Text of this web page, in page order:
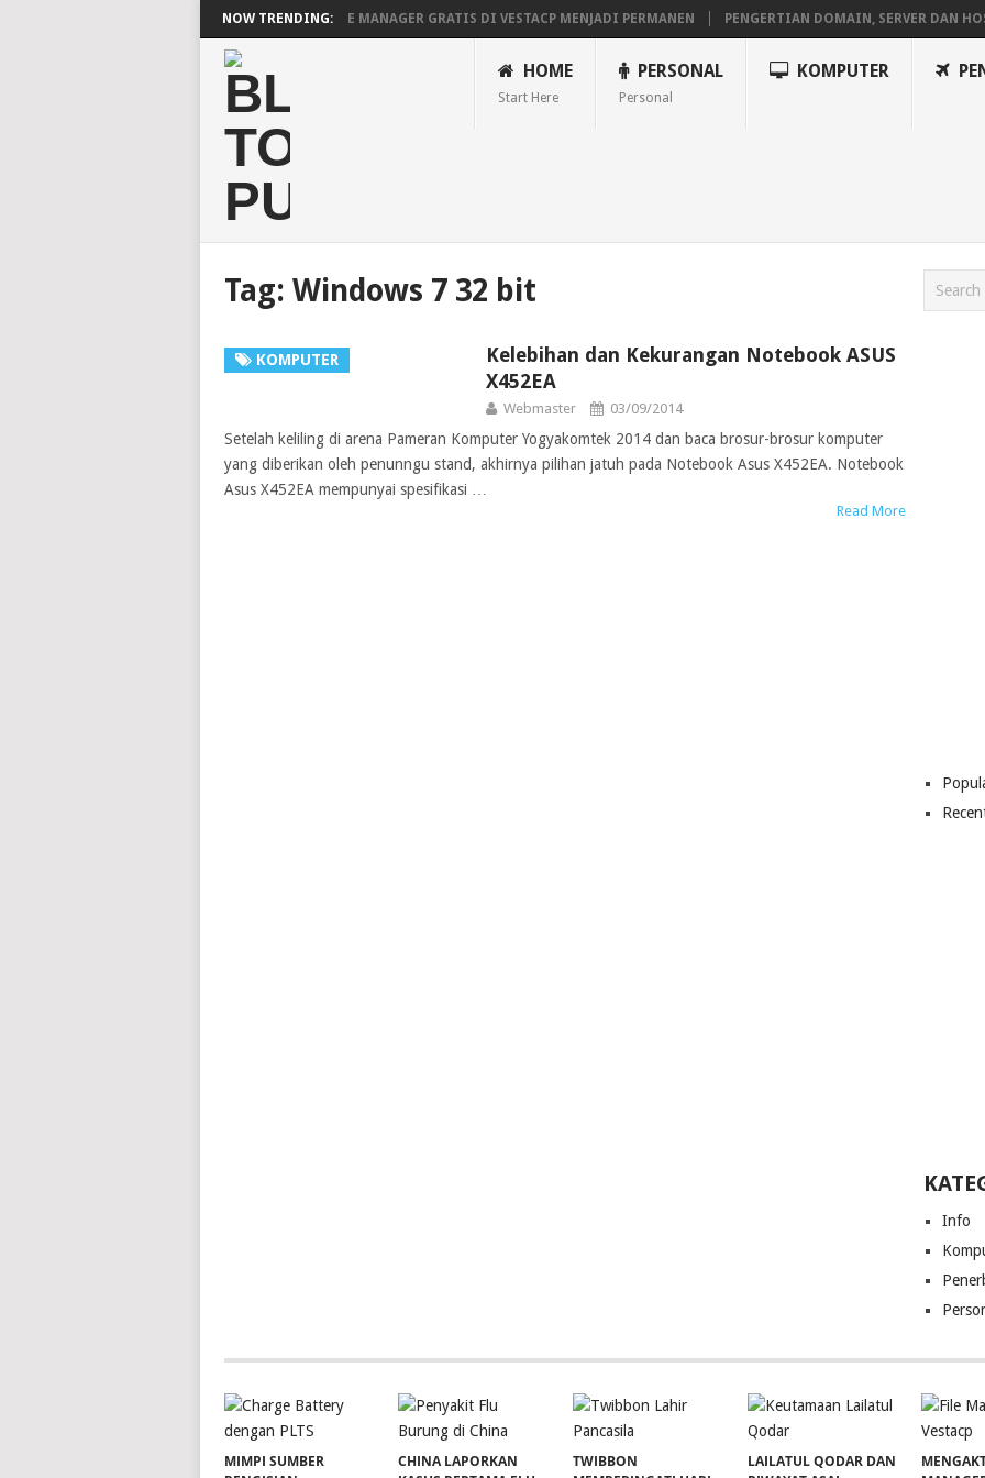
NOW TRENDING:
MENGAKTIFKAN FILE MANAGER GRATIS DI VESTACP MENJADI PERMANEN PENGERTIAN DOMAIN, SERVER DAN
BEKERJA, BERMAIN DENGAN LAPTOP HP PAVILION X360
HOME
Start Here
PERSONAL
Personal
KOMPUTER
Tag: Windows 7 32 bit
KOMPUTER
Kelebihan dan Kekurangan Notebook ASUS
X452EA
Webmaster 03/09/2014
Setelah keliling di arena Pameran Komputer Yogyakomtek 2014 dan baca brosur-brosur komputer
yang diberikan oleh penunngu stand, akhirnya pilihan jatuh pada Notebook Asus X452EA. Notebook
Asus X452EA mempunyai spesifikasi …
Read More
Info
MIMPI SUMBER
CHINA LAPORKAN
TWIBBON
LAILATUL QODAR DAN